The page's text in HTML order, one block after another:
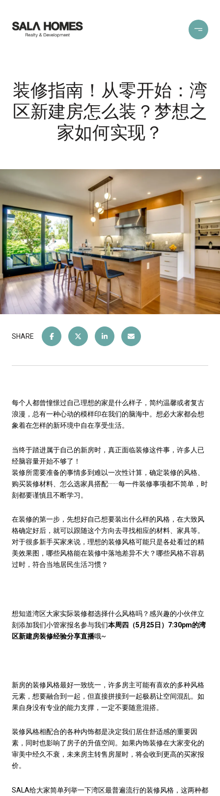
装修指南！从零开始：湾
区新建房怎么装？梦想之
家如何实现？
SHARE
每个人都曾憧憬过自己理想的家是什么样子，简约温馨或者复古
浪漫，总有一种心动的模样印在我们的脑海中。想必大家都会想
象着在怎样的新环境中自在享受生活。
当终于踏进属于自己的新房时，真正面临装修这件事，许多人已
经脑容量开始不够了！
装修所需要准备的事情多到难以一次性计算，确定装修的风格、
购买装修材料、怎么选家具搭配·······每一件装修事项都不简单，时
刻都要谨慎且不断学习。
在装修的第一步，先想好自己想要装出什么样的风格，在大致风
格确定好后，就可以跟随这个方向去寻找相应的材料、家具等。
对于很多新手买家来说，理想的装修风格可能只是各处看过的精
美效果图，哪些风格能在装修中落地差异不大？哪些风格不容易
过时，符合当地居民生活习惯？
想知道湾区大家实际装修都选择什么风格吗？感兴趣的小伙伴立
刻添加我们小管家报名参与我们本周四（5月25日）7:30pm的湾
区新建房装修经验分享直播哦~
新房的装修风格最好一致统一，许多房主可能有喜欢的多种风格
元素，想要融合到一起，但直接拼接到一起极易让空间混乱。如
果自身没有专业的能力支撑，一定不要随意混搭。
装修风格相配合的各种内饰都是决定我们居住舒适感的重要因
素，同时也影响了房子的升值空间。如果内饰装修在大家变化的
审美中经久不衰，未来房主转售房屋时，将会收到更高的买家报
价。
SALA给大家简单列举一下湾区最普遍流行的装修风格，这两种都